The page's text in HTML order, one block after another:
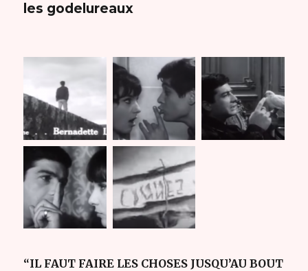
les godelureaux
“IL FAUT FAIRE LES CHOSES JUSQU’AU BOUT